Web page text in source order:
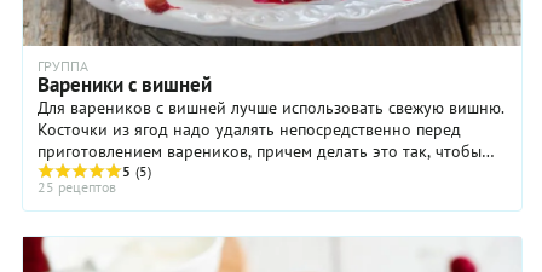
ГРУППА
Вареники с вишней
Для вареников с вишней лучше использовать свежую вишню.
Косточки из ягод надо удалять непосредственно перед
приготовлением вареников, причем делать это так, чтобы
ягода осталась целой. Для придания ...
5 (5)
25 рецептов